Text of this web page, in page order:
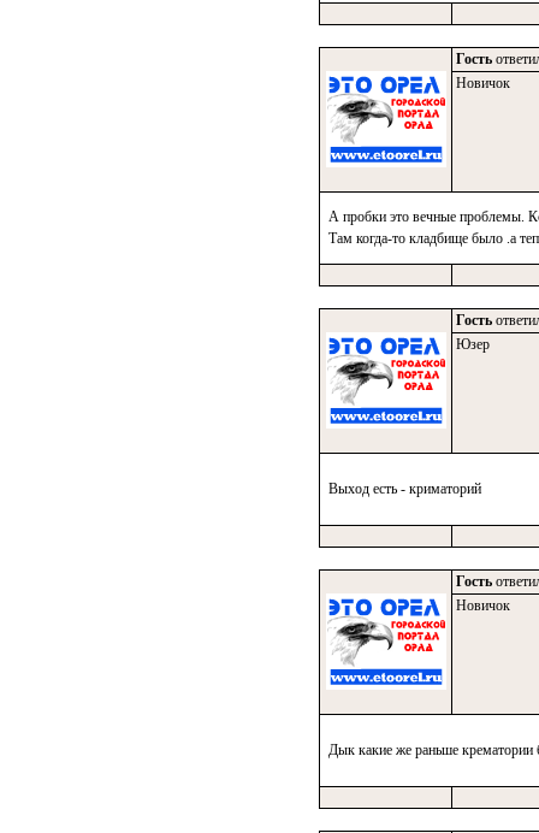
Гость
Новичок
А пробки это вечные проблемы.
Там когда-то кладбище было .а
Гость
Юзер
Выход есть - криматорий
Гость
Новичок
Дык какие же раньше